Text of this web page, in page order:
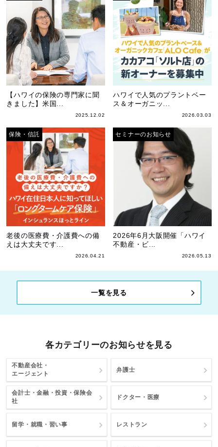
【ハワイの保険の専門家に聞
きました】米国...
2025.12.02
ハワイで人気のプラントベー
ス＆オーガニッ...
2026.03.03
保険・信託
老後の医療費・介護費への備
えは大丈夫です...
2026.04.21
セミナーのお知らせ
2026年6月大阪開催「ハワイ
不動産・ビ...
2026.05.13
一覧を見る
各カテゴリーのお知らせを見る
不動産会社・
エージェント
弁護士
会計士・金融・投資・保険会
社
ドクター・医療
留学・就職・習い事 レストラン